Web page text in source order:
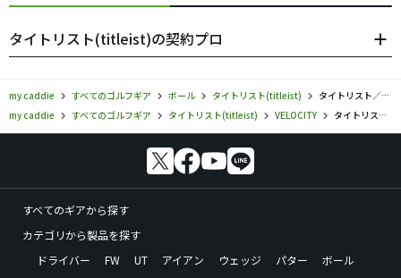
タイトリスト(titleist)の契約プロ
my caddie すべてのゴルフギア ボール タイトリスト(titleist)
タイトリスト／VELOCITY／ボールの口コミ評価
my caddie
すべてのゴルフギア タイトリスト(titleist) VELOCITY タイトリスト／VELOCITY／ボールの口コミ評価
すべてのギアから探す
カテゴリから製品を探す
ドライバー
FW UT アイアン ウェッジ パター
ボール